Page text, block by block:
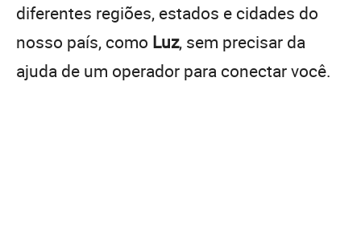
diferentes regiões, estados e cidades do
nosso país, como Luz, sem precisar da
ajuda de um operador para conectar você.